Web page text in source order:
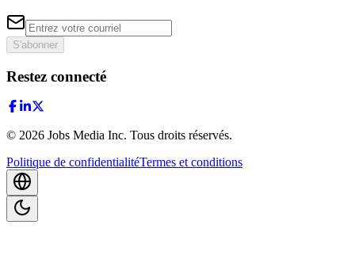
S'abonner
Restez connecté
© 2026 Jobs Media Inc. Tous droits réservés.
Politique de confidentialitéTermes et conditions